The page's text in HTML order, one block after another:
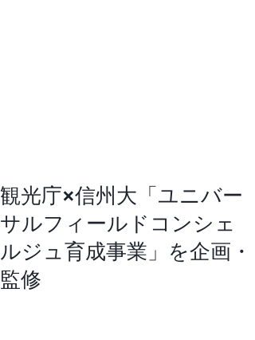
観光庁×信州大「ユニバー
サルフィールドコンシェ
ルジュ育成事業」を企画・
監修